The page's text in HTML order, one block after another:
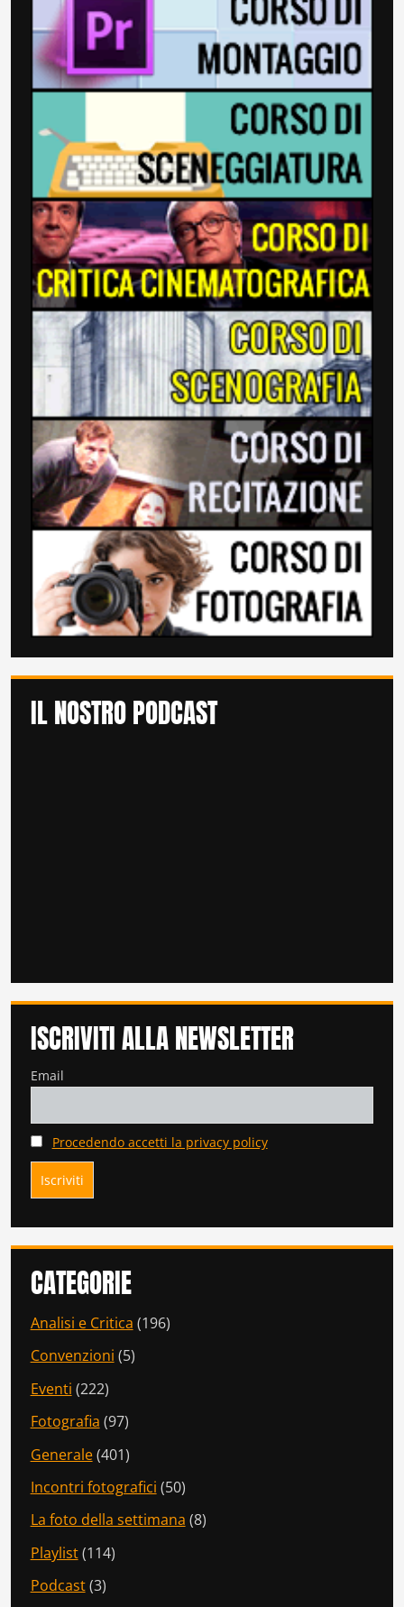
IL NOSTRO PODCAST
ISCRIVITI ALLA NEWSLETTER
Email
Procedendo accetti la privacy policy
CATEGORIE
Analisi e Critica (196)
Convenzioni (5)
Eventi (222)
Fotografia (97)
Generale(401)
Incontri fotografici (50)
La foto della settimana (8)
Playlist(114)
Podcast(3)